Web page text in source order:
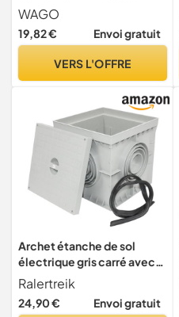
Installation Facile et
Sécurisée pour Tous Vos
Projets Électriques
WAGO
19,82 € Envoi gratuit
VERS L'OFFRE
Archet étanche de sol
électrique gris carré avec
couvercle aveugle IP54
Archet d'arrosage et
d'électricité en PVC pour
Ralertreik
24,90 € Envoi gratuit